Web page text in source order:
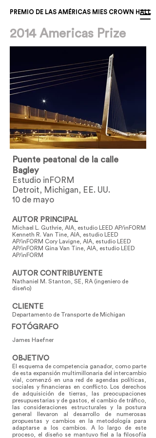
PREMIO DE LAS AMÉRICAS MIES CROWN HALL
2014 Americas Prize
Puente peatonal de la calle
Bagley
Estudio inFORM
Detroit, Michigan, EE. UU.
10 de mayo
AUTOR PRINCIPAL
Michael L. Guthrie, AIA, estudio LEED AP/inFORM
Kenneth R. Van Tine, AIA, estudio LEED
AP/inFORM Cory Lavigne, AIA, estudio LEED
AP/inFORM Gina Van Tine, AIA, estudio LEED
AP/inFORM
AUTOR CONTRIBUYENTE
Nathaniel M. Stanton, SE, RA (ingeniero de
diseño)
CLIENTE
Departamento de Transporte de Michigan
FOTÓGRAFO
James Haefner
OBJETIVO
El esquema de competencia ganador, como parte
de esta expansión multimillonaria del intercambio
vial, comenzó en una red de agendas políticas,
sociales y financieras en conflicto. Los derechos
de adquisición de tierras, las preocupaciones
presupuestarias y de gastos, el cambio de tráfico,
las consideraciones estructurales y la postura
general llevaron al desarrollo de numerosas
propuestas y cambios en la metodología para
adaptarse a los cambios. A lo largo de este
proceso, el diseño se mantuvo fiel a la filosofía